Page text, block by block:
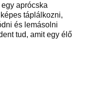
aprócska
táplálkozni,
és lemásolni
tud, amit egy élő